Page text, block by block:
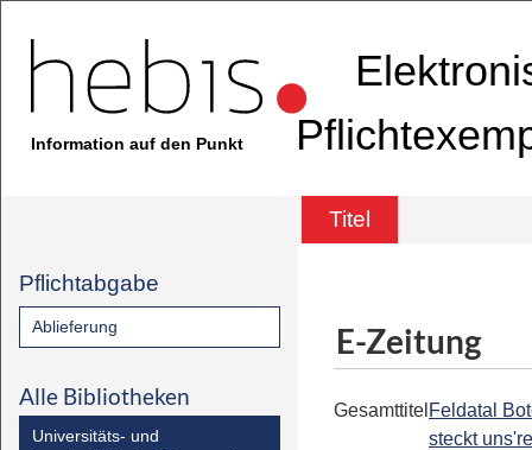
Information auf den Punkt
Titel
Pflichtabgabe
Ablieferung
Alle Bibliotheken
Universitäts- und
E-Zeitung
Gesamttitel Feldatal
steckt